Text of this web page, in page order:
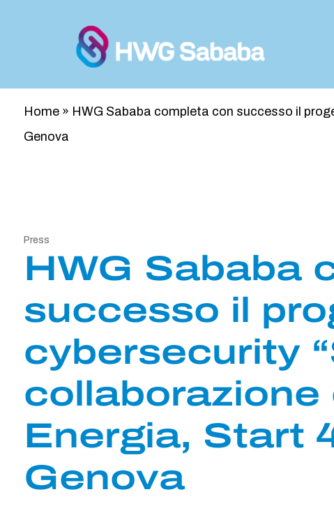
Home» HWG Sababa completa con successo il
Genova
Press
HWG Sababa
successo il
cybersecurity
collaborazione
Energia, Start
Genova